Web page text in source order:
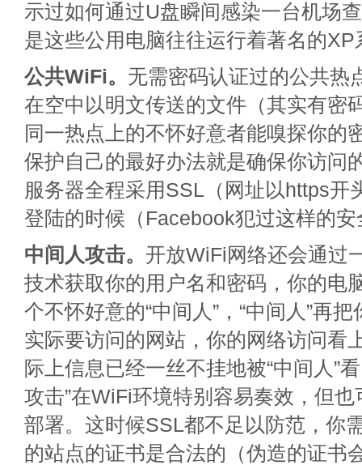
示过如何通过U盘瞬间感染一台机场
是这些公用电脑往往运行着著名的XP
公共WiFi。 无需密码认证过的公共热
在空中以明文传送的文件（其实有密
同一热点上的不怀好意者能嗅探你的
保护自己的最好办法就是确保你访问
服务器全程采用SSL（网址以https开
登陆的时候（Facebook犯过这样的
中间人攻击。 开放WiFi网络还会通过
技术获取你的用户名和密码，你的电
个不怀好意的“中间人”，“中间人”再
实际要访问的网站，你的网络访问看
际上信息已经一丝不挂地被“中间人”
攻击”在WiFi环境特别容易奏效，但
部署。这时候SSL都不足以防范，你
的站点的证书是合法的（伪造的证书